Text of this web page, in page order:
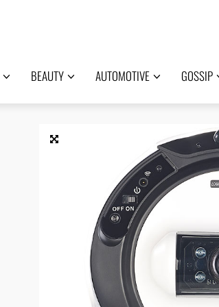
BEAUTY AUTOMOTIVE GOSSIP